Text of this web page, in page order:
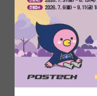
커뮤니티 홈
전체글보기
베스트 게시판
IF 명예의전당
자유 게시판(아무개랩)